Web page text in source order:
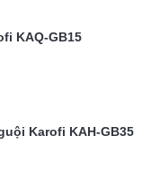
KAQ-GB15
Karofi KAH-GB35